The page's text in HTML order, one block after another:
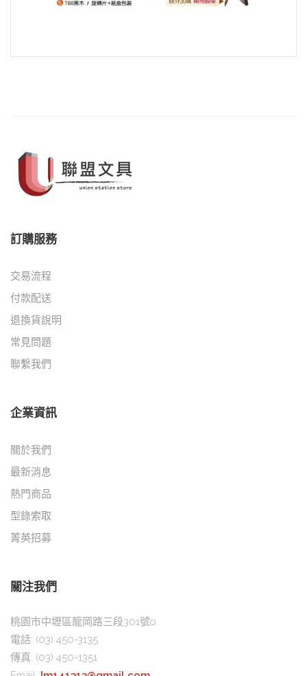
訂購服務
交易流程
付款配送
退換貨說明
常見問題
聯繫我們
企業資訊
關於我們
最新消息
熱門商品
型錄索取
菁英招募
關注我們
桃園市中壢區龍岡路三段301號o
電話: (03) 450-3135
傳真: (03) 450-1351